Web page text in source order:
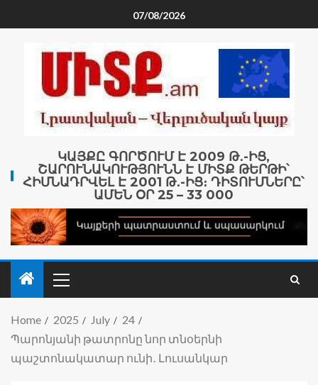
07/08/2026
ԿԱՅՔԸ ԳՈՐԾՈՒՄ Է 2009 Թ․-ԻՑ,
ՇԱՐՈՒՆԱԿՈՒԹՅՈՒՆՆ Է ՄԻՏՔ ԹԵՐԹԻ՝
ՀԻՄՆԱԴՐՎԵԼ Է 2001 Թ․-ԻՑ։ ԴԻՏՈՒՄՆԵՐԸ՝
ԱՄԵՆ ՕՐ 25 – 33 000
Home 2025 July
24
Պարոնյանի թատրոնը նոր տնօերնի
պաշտոնակատար ունի․ Լուսանկար